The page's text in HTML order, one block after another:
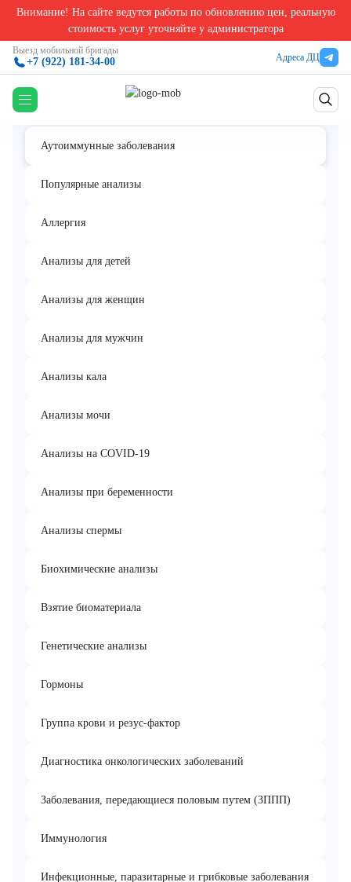
Внимание! На сайте ведутся работы по обновлению цен, реальную
стоимость услуг уточняйте у администратора
Выезд мобильной бригады
+7 (922) 181-34-00 Адреса ДЦ
Анализы на аутоиммунные заболевания
Йод в моче
Аутоиммунные заболевания
Популярные анализы
Аллергия
Анализы для детей
Анализы для женщин
Анализы для мужчин
Анализы кала
Анализы мочи
Анализы на COVID-19
Анализы при беременности
Анализы спермы
Биохимические анализы
Взятие биоматериала
Генетические анализы
Гормоны
Группа крови и резус-фактор
Диагностика онкологических заболеваний
Заболевания, передающиеся половым путем (ЗППП)
Иммунология
Инфекционные, паразитарные и грибковые заболевания